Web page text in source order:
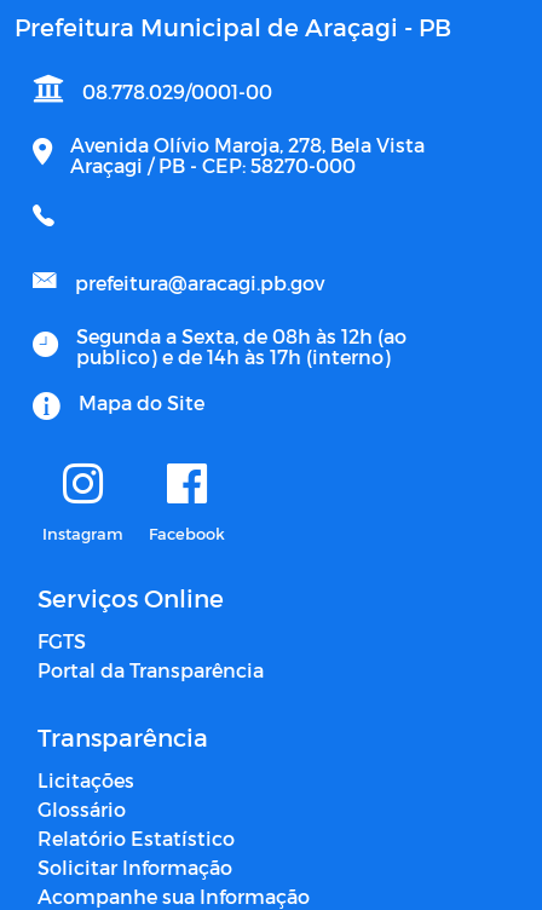
Prefeitura Municipal de Araçagi - PB
08.778.029/0001-00
Avenida Olívio Maroja, 278, Bela Vista
Araçagi / PB - CEP: 58270-000
prefeitura@aracagi.pb.gov
Segunda a Sexta, de 08h às 12h (ao
publico) e de 14h às 17h (interno)
Mapa do Site
Instagram Facebook
Serviços Online
FGTS
Portal da Transparência
Transparência
Licitações
Glossário
Relatório Estatístico
Solicitar Informação
Acompanhe sua Informação